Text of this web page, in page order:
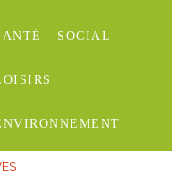
- SOCIAL